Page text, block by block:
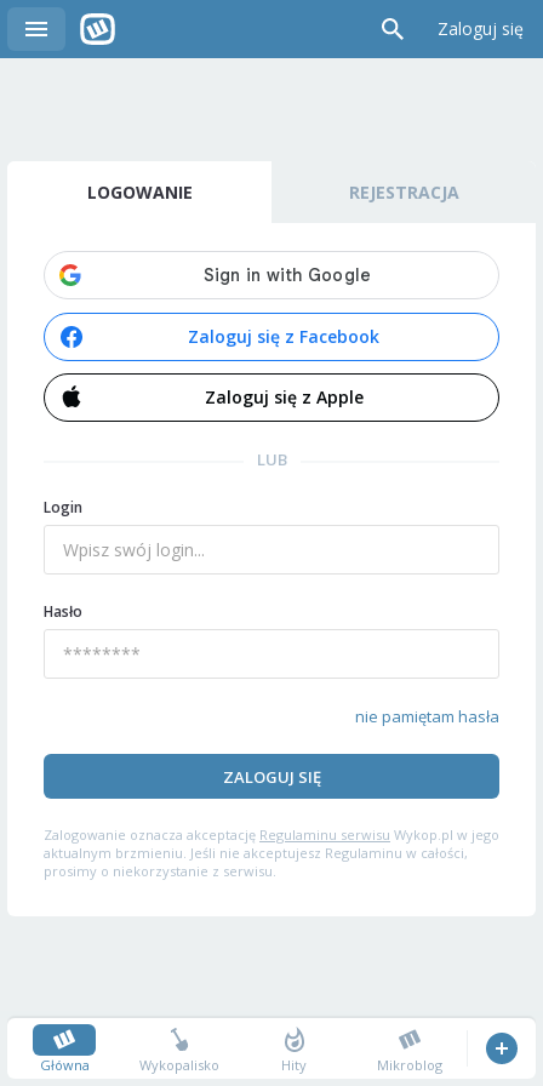
Zaloguj się
LOGOWANIE REJESTRACJA
Zaloguj się z Facebook
Zaloguj się z Apple
LUB
Login
Hasło
nie pamiętam hasła
ZALOGUJ SIĘ
Zalogowanie oznacza akceptację Regulaminu serwisu Wykop.pl w jego
aktualnym brzmieniu. Jeśli nie akceptujesz Regulaminu w całości,
prosimy o niekorzystanie z serwisu.
Główna Wykopalisko Hity Mikroblog